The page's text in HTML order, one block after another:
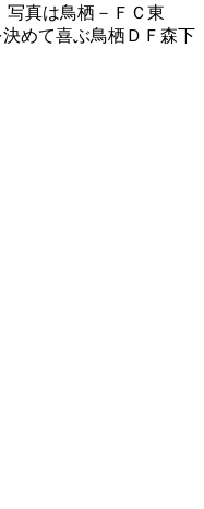
写真は鳥栖－ＦＣ東
めて喜ぶ鳥栖ＤＦ森下